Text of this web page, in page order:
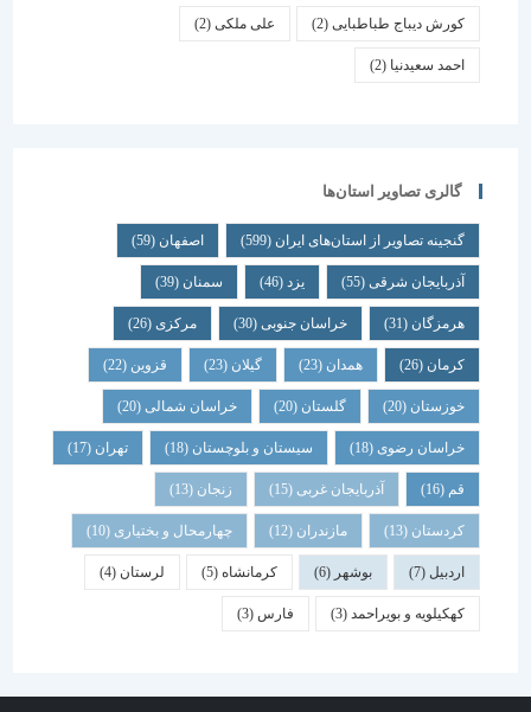
کورش دیباج طباطبایی(2) علی ملکی(2)
احمد سعیدنیا (2)
گالری تصاویر استان‌ها
گنجینه تصاویر از استان‌های ایران(599) اصفهان (59)
آذربایجان شرقی(55) یزد سمنان (39)
هرمزگان(31) خراسان جنوبی(30) مرکزی (26)
همدان گیلان قزوین
خوزستان(20) گلستان (20) خراسان شمالی(20)
خراسان رضوی(18) سیستان و بلوچستان(18) تهران
آذربایجان غربی(15) زنجان
کردستان(13) مازندران(12) چهارمحال و بختیاری (10)
بوشهر کرمانشاه(5) لرستان (4)
کهکیلویه و بویراحمد(3) فارس